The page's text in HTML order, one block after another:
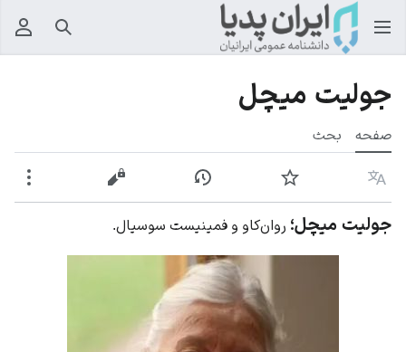
جستجو
جولیت میچل
صفحه بحث
زبان پیگیری نمایش تاریخچهنمایش مبدأ
جولیت میچل؛ روان‌کاو و فمینیست سوسیال.